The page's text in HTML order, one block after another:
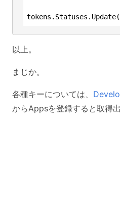
tokens.Statuses.Update(
以上。
まじか。
各種キーについては、
からAppsを登録すると取得出